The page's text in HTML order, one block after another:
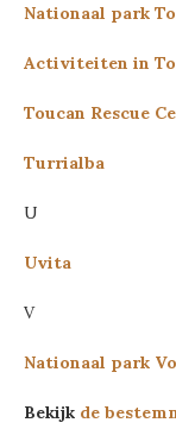
Nationaal park
Activiteiten in
Toucan Rescue
Turrialba
U
Uvita
V
Nationaal park
Bekijk de